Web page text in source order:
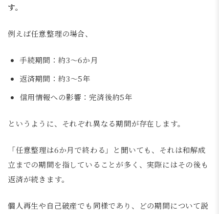
す。
例えば任意整理の場合、
手続期間：約3〜6か月
返済期間：約3〜5年
信用情報への影響：完済後約5年
というように、それぞれ異なる期間が存在します。
「任意整理は6か月で終わる」と聞いても、それは和解成
立までの期間を指していることが多く、実際にはその後も
返済が続きます。
個人再生や自己破産でも同様であり、どの期間について説